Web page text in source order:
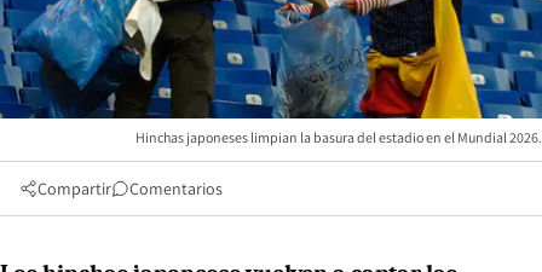
Hinchas japoneses limpian la basura del estadio en el Mundial 2026.
Compartir Comentarios